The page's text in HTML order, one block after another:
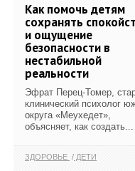
Как помочь детям
сохранять
и ощущение
безопасности в
нестабильной
реальности
Эфрат Перец-Томер,
клинический психолог
округа «Меухедет»,
объясняет, как создать...
ЗДОРОВЬЕ ДЕТИ